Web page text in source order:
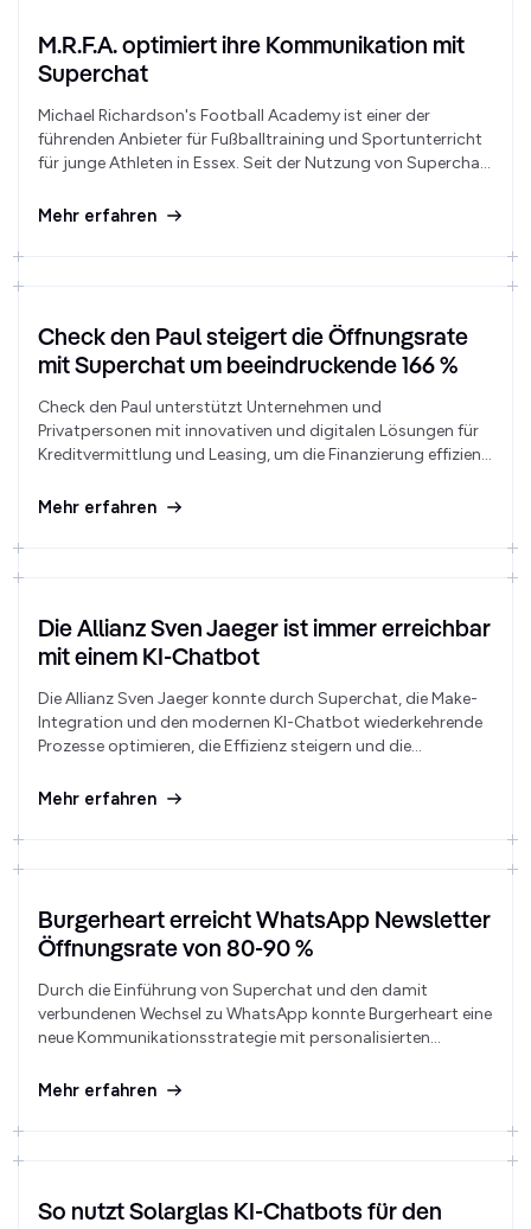
M.R.F.A. optimiert ihre Kommunikation mit
Superchat
Michael Richardson's Football Academy ist einer der
führenden Anbieter für Fußballtraining und Sportunterricht
für junge Athleten in Essex. Seit der Nutzung von Superchat
Öffnungsrate von 70–85 % für ihren WhatsApp-Newsletter.
Mehr erfahren
Check den Paul steigert die Öffnungsrate
mit Superchat um beeindruckende 166 %
Check den Paul unterstützt Unternehmen und
Privatpersonen mit innovativen und digitalen Lösungen für
Kreditvermittlung und Leasing, um die Finanzierung effizient
Superchat für eine effiziente Kundenkommunikation.
Mehr erfahren
Die Allianz Sven Jaeger ist immer erreichbar
mit einem KI-Chatbot
Die Allianz Sven Jaeger konnte durch Superchat, die Make-
Integration und den modernen KI-Chatbot wiederkehrende
Prozesse optimieren, die Effizienz steigern und die
sie bereits seit mehr als drei Jahren zufriedene Kunden von
Mehr erfahren
Burgerheart erreicht WhatsApp Newsletter
Öffnungsrate von 80-90 %
Durch die Einführung von Superchat und den damit
verbundenen Wechsel zu WhatsApp konnte Burgerheart eine
neue Kommunikationsstrategie mit personalisierten
spiegelt sich in einer beeindruckenden Öffnungsrate von
Mehr erfahren
So nutzt Solarglas KI-Chatbots für den